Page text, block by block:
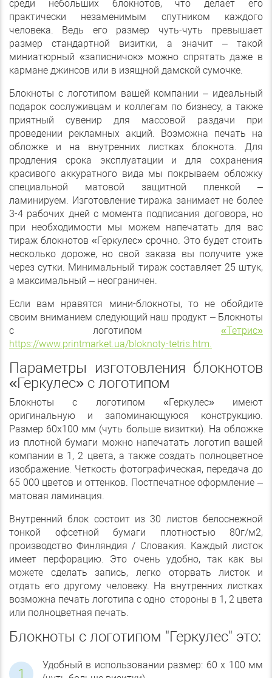
среди небольших блокнотов, что делает его
практически незаменимым спутником каждого
человека. Ведь его размер чуть-чуть превышает
размер стандартной визитки, а значит – такой
миниатюрный «записничок» можно спрятать даже в
кармане джинсов или в изящной дамской сумочке.
Блокноты с логотипом вашей компании – идеальный
подарок сослуживцам и коллегам по бизнесу, а также
приятный сувенир для массовой раздачи при
проведении рекламных акций. Возможна печать на
обложке и на внутренних листках блокнота. Для
продления срока эксплуатации и для сохранения
красивого аккуратного вида мы покрываем обложку
специальной матовой защитной пленкой –
ламинируем. Изготовление тиража занимает не более
3-4 рабочих дней с момента подписания договора, но
при необходимости мы можем напечатать для вас
тираж блокнотов «Геркулес» срочно. Это будет стоить
несколько дороже, но свой заказа вы получите уже
через сутки. Минимальный тираж составляет 25 штук,
а максимальный – неограничен.
Если вам нравятся мини-блокноты, то не обойдите
своим вниманием следующий наш продукт – Блокноты
с логотипом «Тетрис»
https://www.printmarket.ua/bloknoty-tetris.htm.
Параметры изготовления блокнотов
«Геркулес» с логотипом
Блокноты с логотипом «Геркулес» имеют
оригинальную и запоминающуюся конструкцию.
Размер 60х100 мм (чуть больше визитки). На обложке
из плотной бумаги можно напечатать логотип вашей
компании в 1, 2 цвета, а также создать полноцветное
изображение. Четкость фотографическая, передача до
65 000 цветов и оттенков. Постпечатное оформление –
матовая ламинация.
Внутренний блок состоит из 30 листов белоснежной
тонкой офсетной бумаги плотностью 80г/м2,
производство Финляндия / Словакия. Каждый листок
имеет перфорацию. Это очень удобно, так как вы
можете сделать запись, легко оторвать листок и
отдать его другому человеку. На внутренних листках
возможна печать логотипа с одно стороны в 1, 2 цвета
или полноцветная печать.
Блокноты с логотипом "Геркулес" это:
Удобный в использовании размер: 60 х 100 мм